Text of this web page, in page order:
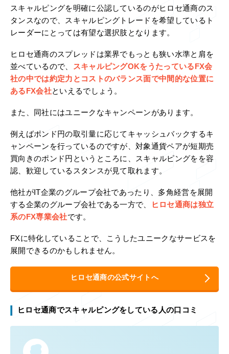
スキャルピングを明確に公認しているのがヒロセ通商のス
タンスなので、スキャルピングトレードを希望しているト
レーダーにとっては有望な選択肢となります。
ヒロセ通商のスプレッドは業界でもっとも狭い水準と肩を
並べているので、 スキャルピングOKをうたっているFX会
社の中では約定力とコストのバランス面で中間的な位置に
あるFX会社といえるでしょう。
また、同社にはユニークなキャンペーンがあります。
例えばポンド円の取引量に応じてキャッシュバックするキ
ャンペーンを行っているのですが、対象通貨ペアが短期売
買向きのポンド円というところに、スキャルピングをを容
認、歓迎しているスタンスが見て取れます。
他社がIT企業のグループ会社であったり、多角経営を展開
する企業のグループ会社である一方で、
ヒロセ通商は独立
系のFX専業会社です。
FXに特化していることで、こうしたユニークなサービスを
展開できるのかもしれません。
ヒロセ通商の公式サイトへ
ヒロセ通商でスキャルピングをしている人の口コミ